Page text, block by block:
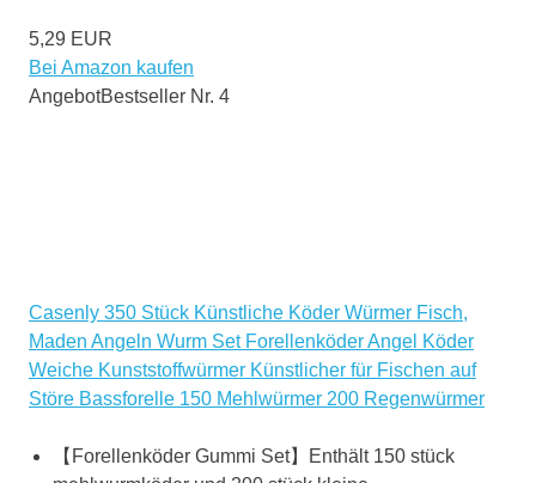
5,29 EUR
Bei Amazon kaufen
AngebotBestseller Nr. 4
Casenly 350 Stück Künstliche Köder Würmer Fisch,
Maden Angeln Wurm Set Forellenköder Angel Köder
Weiche Kunststoffwürmer Künstlicher für Fischen auf
Störe Bassforelle 150 Mehlwürmer 200 Regenwürmer
【Forellenköder Gummi Set】Enthält 150 stück